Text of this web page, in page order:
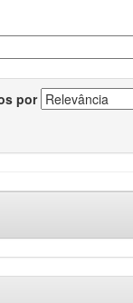
por